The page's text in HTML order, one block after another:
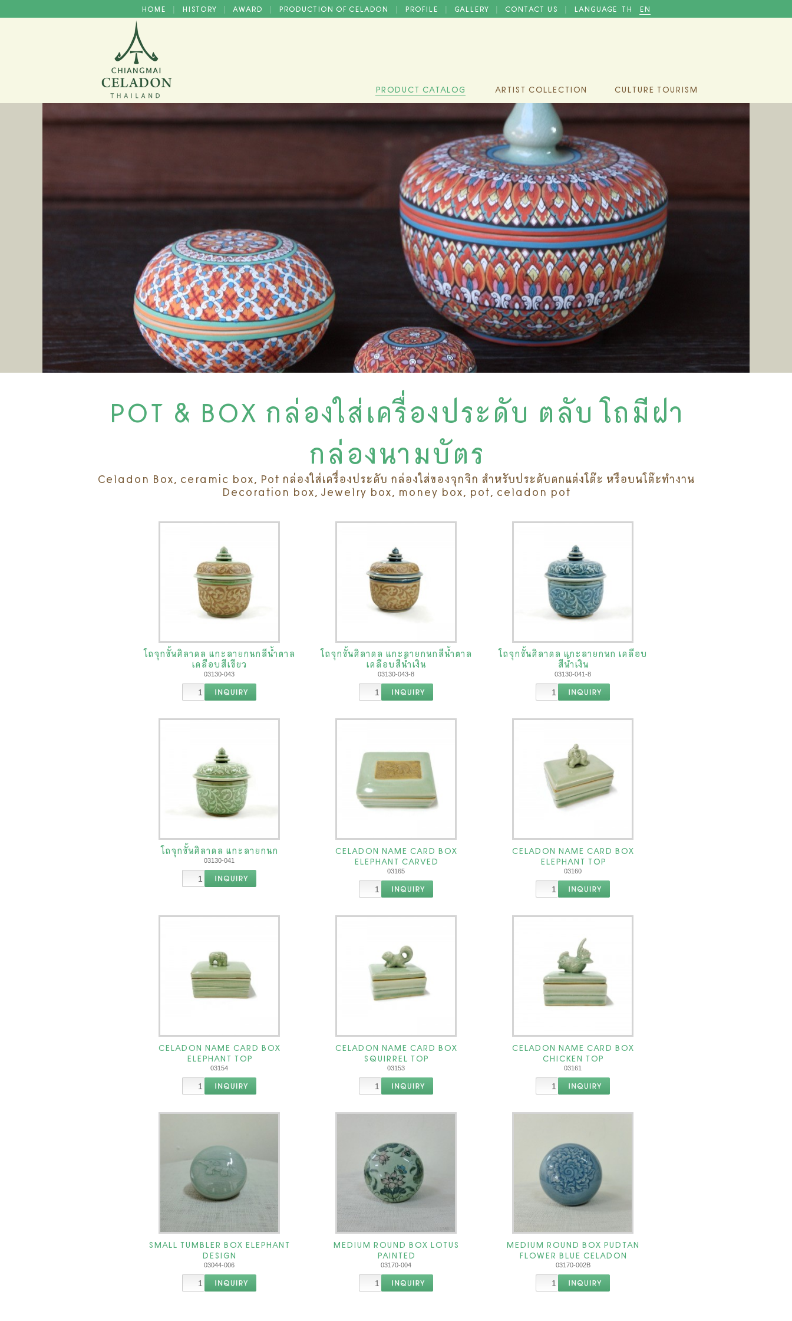
HOME | HISTORY | AWARD | PRODUCTION OF CELADON | PROFILE | GALLERY | CONTACT US | LANGUAGE TH EN
PRODUCT CATALOG ARTIST COLLECTION CULTURE TOURISM
POT & BOX กล่องใส่เครื่องประดับ ตลับ โถมีฝา
กล่องนามบัตร
Celadon Box, ceramic box, Pot กล่องใส่เครื่องประดับ กล่องใส่ของจุกจิก สำหรับประดับตกแต่งโต๊ะ หรือบนโต๊ะทำงาน
Decoration box, Jewelry box, money box, pot, celadon pot
โถจุกชั้นศิลาดล แกะลายกนกสีน้ำตาล
เคลือบสีเขียว
03130-043
โถจุกชั้นศิลาดล แกะลายกนกสีน้ำตาล
เคลือบสีน้ำเงิน
03130-043-8
โถจุกชั้นศิลาดล แกะลายกนก เคลือบ
สีน้ำเงิน
03130-041-8
โถจุกชั้นศิลาดล แกะลายกนก
03130-041
CELADON NAME CARD BOX
ELEPHANT CARVED
03165
CELADON NAME CARD BOX
ELEPHANT TOP
03160
CELADON NAME CARD BOX
ELEPHANT TOP
03154
CELADON NAME CARD BOX
SQUIRREL TOP
03153
CELADON NAME CARD BOX
CHICKEN TOP
03161
SMALL TUMBLER BOX ELEPHANT
DESIGN
03044-006
MEDIUM ROUND BOX LOTUS
PAINTED
03170-004
MEDIUM ROUND BOX PUDTAN
FLOWER BLUE CELADON
03170-002B